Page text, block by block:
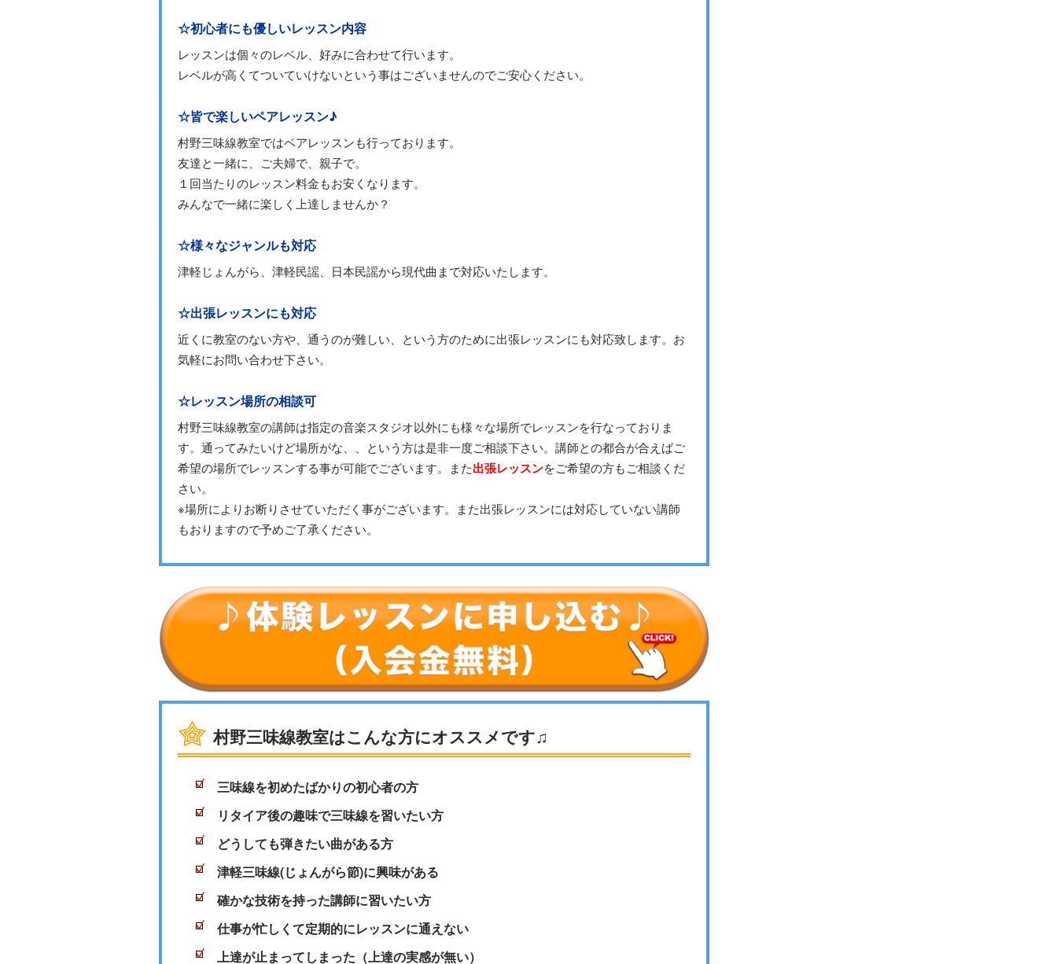
☆初心者にも優しいレッスン内容
レッスンは個々のレベル、好みに合わせて行います。
レベルが高くてついていけないという事はございませんのでご安心ください。
☆皆で楽しいペアレッスン♪
村野三味線教室ではペアレッスンも行っております。
友達と一緒に、ご夫婦で、親子で。
１回当たりのレッスン料金もお安くなります。
みんなで一緒に楽しく上達しませんか？
☆様々なジャンルも対応
津軽じょんがら、津軽民謡、日本民謡から現代曲まで対応いたします。
☆出張レッスンにも対応
近くに教室のない方や、通うのが難しい、という方のために出張レッスンにも対応致します。お
気軽にお問い合わせ下さい。
☆レッスン場所の相談可
村野三味線教室の講師は指定の音楽スタジオ以外にも様々な場所でレッスンを行なっておりま
す。通ってみたいけど場所がな、、という方は是非一度ご相談下さい。講師との都合が合えばご
希望の場所でレッスンする事が可能でございます。また出張レッスンをご希望の方もご相談くだ
さい。
※場所によりお断りさせていただく事がございます。また出張レッスンには対応していない講師
もおりますので予めご了承ください。
村野三味線教室はこんな方にオススメです♫
三味線を初めたばかりの初心者の方
リタイア後の趣味で三味線を習いたい方
どうしても弾きたい曲がある方
津軽三味線(じょんがら節)に興味がある
確かな技術を持った講師に習いたい方
仕事が忙しくて定期的にレッスンに通えない
上達が止まってしまった（上達の実感が無い）